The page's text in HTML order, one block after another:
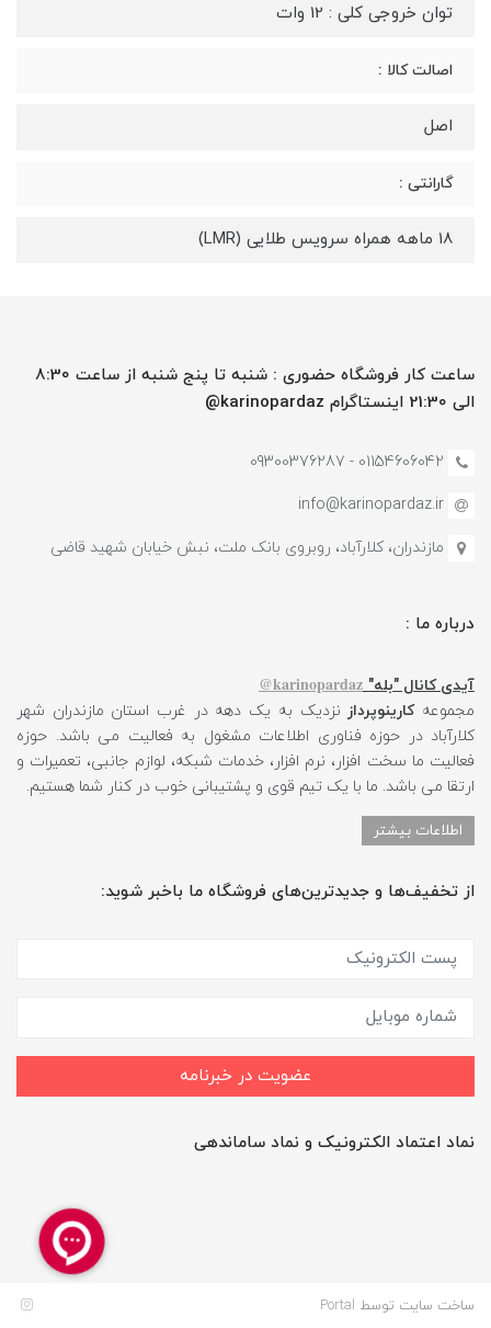
توان خروجی کلی : 12 وات
اصالت کالا :
اصل
گارانتی :
18 ماهه همراه سرویس طلایی (LMR)
ساعت کار فروشگاه حضوری : شنبه تا پنج شنبه از ساعت 8:30
الی 21:30 اینستاگرام karinopardaz@
01154606042 - 09300376287
info@karinopardaz.ir
مازندران، کلارآباد، روبروی بانک ملت، نبش خیابان شهید قاضی
درباره ما :
آیدی کانال "بله" karinopardaz@
مجموعهکارینوپرداز نزدیک به یک دهه در غرب استان مازندران شهر
کلارآباد در حوزه فناوری اطلاعات مشغول به فعالیت می باشد. حوزه
فعالیت ما سخت افزار، نرم افزار، خدمات شبکه، لوازم جانبی، تعمیرات و
ارتقا می باشد. ما با یک تیم قوی و پشتیبانی خوب در کنار شما هستیم.
اطلاعات بیشتر
از تخفیف‌ها و جدیدترین‌های فروشگاه ما باخبر شوید:
عضویت در خبرنامه
نماد اعتماد الکترونیک و نماد ساماندهی
ساخت سایت توسط Portal